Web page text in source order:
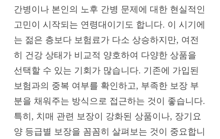
간병이나 본인의 노후 간병 문제에 대한 현실적인
고민이 시작되는 연령대이기도 합니다. 이 시기에
는 젊은 층보다 보험료가 다소 상승하지만, 여전
히 건강 상태가 비교적 양호하여 다양한 상품을
선택할 수 있는 기회가 많습니다. 기존에 가입된
보험과의 중복 여부를 확인하고, 부족한 보장 부
분을 채워주는 방식으로 접근하는 것이 좋습니다.
특히, 치매 관련 보장이 강화된 상품이나, 장기요
양 등급별 보장을 꼼꼼히 살펴보는 것이 중요합니